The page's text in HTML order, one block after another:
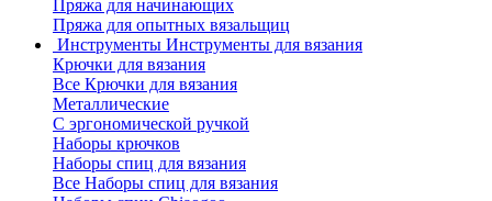
Пряжа для начинающих
Пряжа для опытных вязальщиц
Инструменты Инструменты для вязания
Крючки для вязания
Все Крючки для вязания
Металлические
С эргономической ручкой
Наборы крючков
Наборы спиц для вязания
Все Наборы спиц для вязания